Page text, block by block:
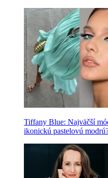
Tiffany Blue: Najväčší
ikonickú pastelovú